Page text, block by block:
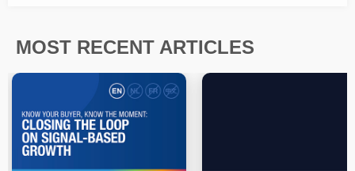
MOST RECENT ARTICLES